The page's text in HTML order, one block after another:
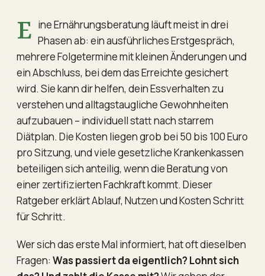
Eine Ernährungsberatung läuft meist in drei Phasen ab: ein ausführliches Erstgespräch,
mehrere Folgetermine mit kleinen Änderungen und
ein Abschluss, bei dem das Erreichte gesichert
wird. Sie kann dir helfen, dein Essverhalten zu
verstehen und alltagstaugliche Gewohnheiten
aufzubauen – individuell statt nach starrem
Diätplan. Die Kosten liegen grob bei 50 bis 100 Euro
pro Sitzung, und viele gesetzliche Krankenkassen
beteiligen sich anteilig, wenn die Beratung von
einer zertifizierten Fachkraft kommt. Dieser
Ratgeber erklärt Ablauf, Nutzen und Kosten Schritt
für Schritt.
Wer sich das erste Mal informiert, hat oft dieselben
Fragen: Was passiert da eigentlich? Lohnt sich